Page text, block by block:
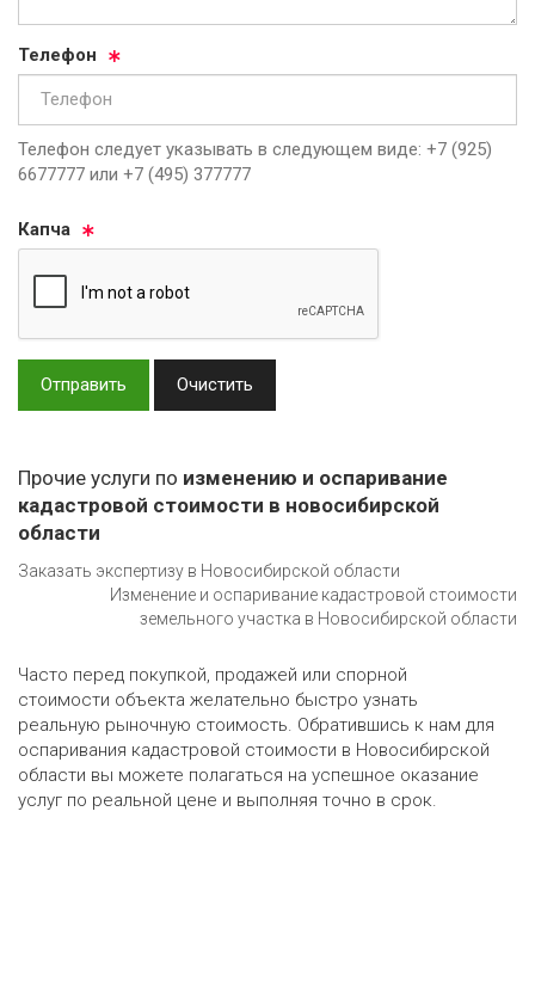
Те­ле­фон
Телефон следует указывать в следующем виде: +7 (925)
6677777 или +7 (495) 377777
Кап­ча
Отправить Очистить
Прочие услуги по изменению и оспаривание
кадастровой стоимости в новосибирской
области
Заказать экспертизу в Новосибирской области
Изменение и оспаривание кадастровой стоимости
земельного участка в Новосибирской области
Часто перед покупкой, продажей или спорной
стоимости объекта желательно быстро узнать
реальную рыночную стоимость. Обратившись к нам для
оспаривания кадастровой стоимости в Новосибирской
области вы можете полагаться на успешное оказание
услуг по реальной цене и выполняя точно в срок.